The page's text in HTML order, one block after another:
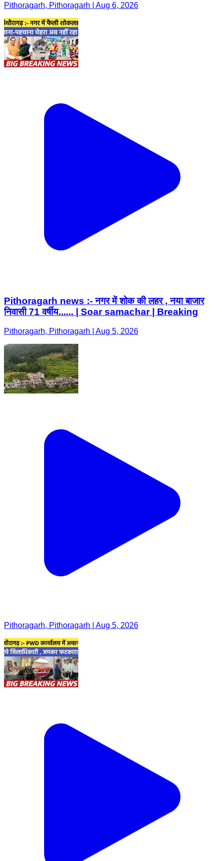
Pithoragarh, Pithoragarh | Aug 6, 2026
Pithoragarh news :- नगर में शोक की लहर , नया बाजार
निवासी 71 वर्षीय...... | Soar samachar | Breaking
Pithoragarh, Pithoragarh | Aug 5, 2026
Pithoragarh, Pithoragarh | Aug 5, 2026